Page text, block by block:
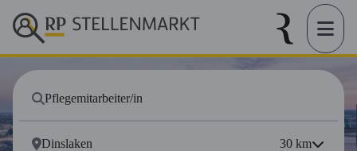
30 km